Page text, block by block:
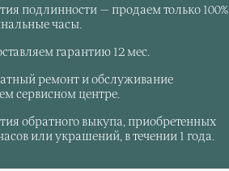
подлинности — продаем только 100%
часы.
гарантию 12 мес.
ремонт и обслуживание
сервисном центре.
обратного выкупа, приобретенных
или украшений, в течении 1 года.